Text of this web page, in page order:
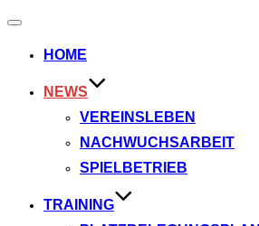
Navigation
HOME
NEWS
VEREINSLEBEN
NACHWUCHSARBEIT
SPIELBETRIEB
TRAINING